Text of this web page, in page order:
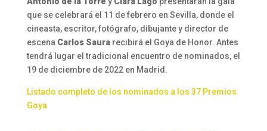
que se celebrará el 11 de febrero en Sevilla, donde el
cineasta, escritor, fotógrafo, dibujante y director de
escena Carlos Saurarecibirá el Goya de Honor. Antes
tendrá lugar el tradicional encuentro de nominados, el
19 de diciembre de 2022 en Madrid.
Listado completo de los nominados a los 37 Premios
Goya